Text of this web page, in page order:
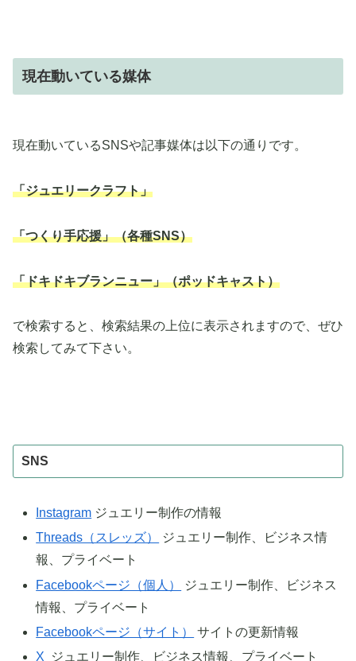
現在動いている媒体
現在動いているSNSや記事媒体は以下の通りです。
「ジュエリークラフト」
「つくり手応援」（各種SNS）
「ドキドキブランニュー」（ポッドキャスト）
で検索すると、検索結果の上位に表示されますので、ぜひ
検索してみて下さい。
SNS
Instagram ジュエリー制作の情報
Threads（スレッズ）
ジュエリー制作、ビジネス情
報、プライベート
Facebookページ（個人）
ジュエリー制作、ビジネス
情報、プライベート
Facebookページ（サイト）
サイトの更新情報
X
ジュエリー制作、ビジネス情報、プライベート